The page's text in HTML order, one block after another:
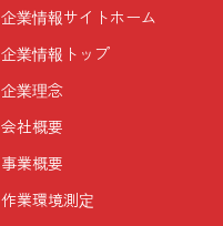
企業情報サイトホーム
企業情報トップ
企業理念
会社概要
事業概要
作業環境測定